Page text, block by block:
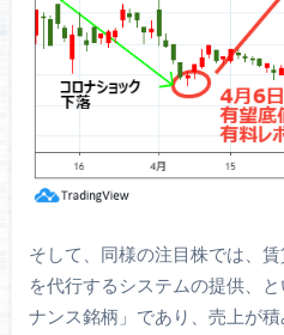
そして、同様の注目株では、賃
を代行するシステムの提供、
ナンス銘柄」であり、売上が